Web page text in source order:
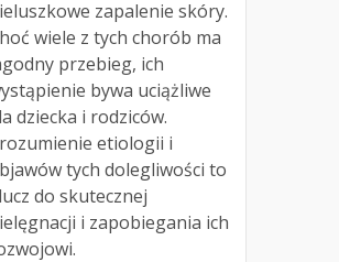
zapalenie skóry.
wiele z tych chorób ma
przebieg, ich
bywa uciążliwe
dziecka i rodziców.
etiologii i
tych dolegliwości to
do skutecznej
i zapobiegania ich